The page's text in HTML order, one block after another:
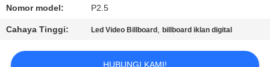
PRIVACY
Nomor model: P2.5
Cahaya Tinggi: Led Video Billboard ,billboard iklan digital
HUBUNGI KAMI!